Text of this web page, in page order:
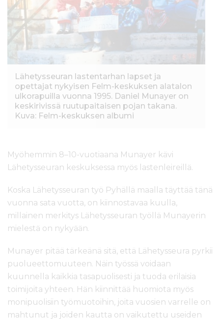
Lähetysseuran lastentarhan lapset ja
opettajat nykyisen Felm-keskuksen alatalon
ulkorapuilla vuonna 1995. Daniel Munayer on
keskirivissä ruutupaitaisen pojan takana.
Kuva: Felm-keskuksen albumi
Myöhemmin 8–10-vuotiaana Munayer kävi
Lähetysseuran keskuksessa myös lastenleireillä.
Koska Lähetysseuran työ Pyhällä maalla täyttää tänä
vuonna sata vuotta, on kiinnostavaa kuulla,
millainen merkitys Lähetysseuran työllä Munayerin
mielestä on nykyään.
Munayer pitää tärkeänä sitä, että Lähetysseura pyrkii
puolueettomuuteen. Näin työssä voidaan
kuunnella kaikkia tasapuolisesti ja tuoda erilaisia
toimijoita yhteen. Hän kiinnittää huomiota myös
monipuolisiin työmuotoihin, joita vuosien varrelle on
mahtunut ja joiden kautta on vaikutettu useiden